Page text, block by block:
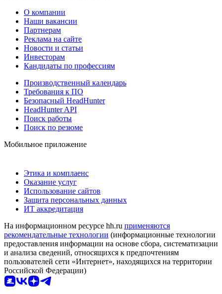
О компании
Наши вакансии
Партнерам
Реклама на сайте
Новости и статьи
Инвесторам
Кандидаты по профессиям
Производственный календарь
Требования к ПО
Безопасный HeadHunter
HeadHunter API
Поиск работы
Поиск по резюме
Мобильное приложение
Этика и комплаенс
Оказание услуг
Использование сайтов
Защита персональных данных
ИТ аккредитация
На информационном ресурсе hh.ru применяются
рекомендательные технологии (информационные технологии
предоставления информации на основе сбора, систематизации
и анализа сведений, относящихся к предпочтениям
пользователей сети «Интернет», находящихся на территории
Российской Федерации)